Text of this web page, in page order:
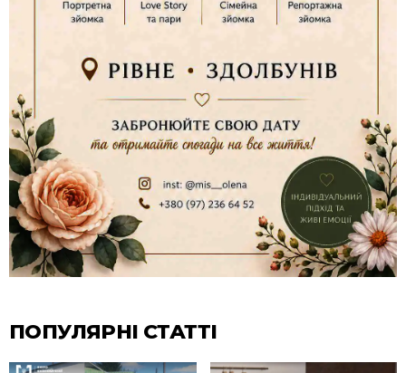
ПОПУЛЯРНІ СТАТТІ